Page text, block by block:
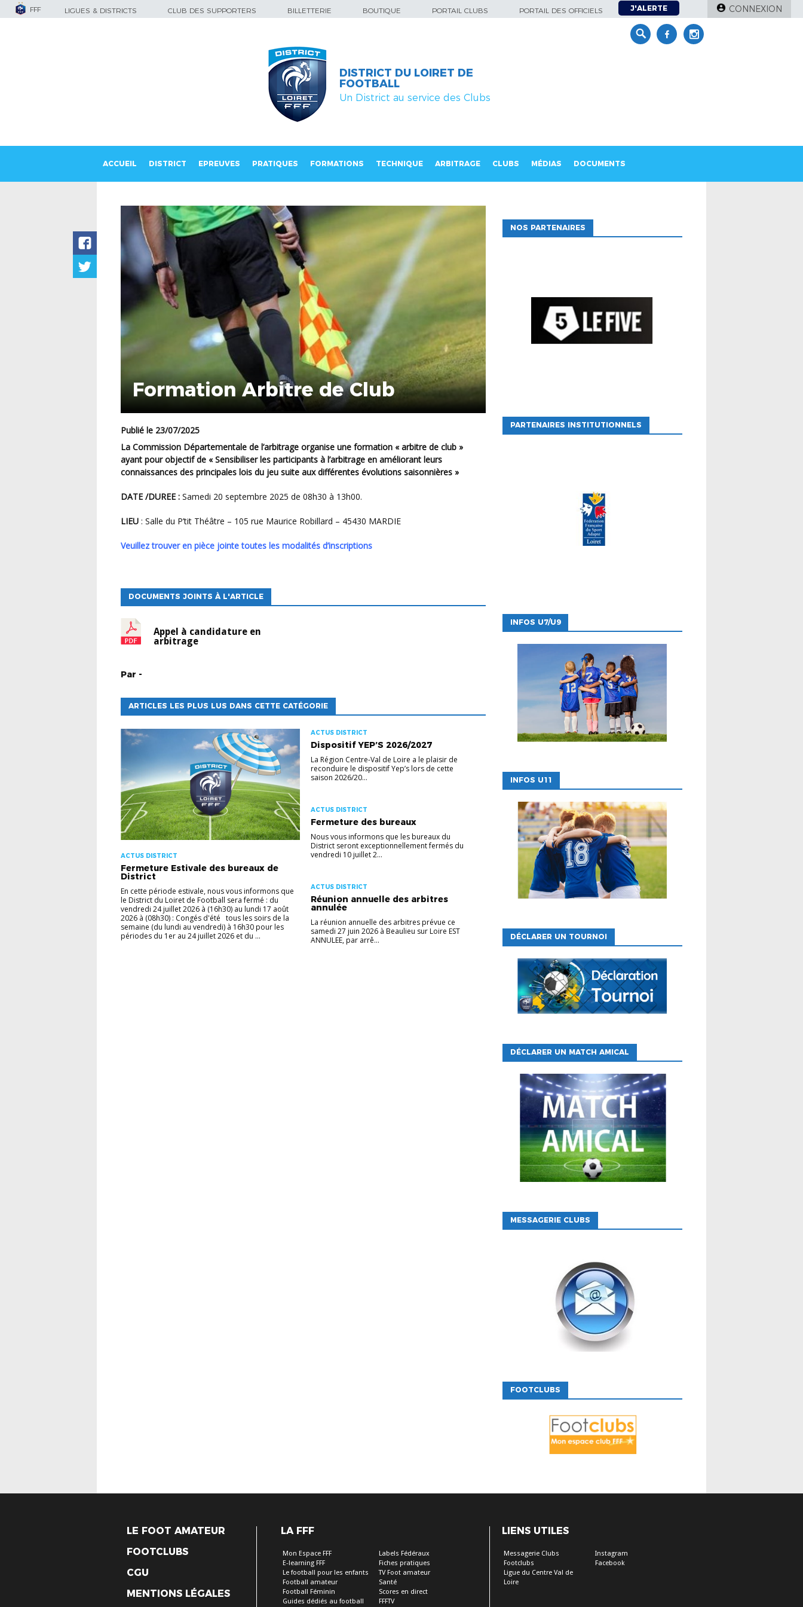
FFF LIGUES & DISTRICTS CLUB DES SUPPORTERS BILLETTERIE BOUTIQUE PORTAIL CLUBS PORTAIL DES OFFICIELS J'ALERTE CONNEXION
DISTRICT DU LOIRET DE
FOOTBALL
Un District au service des Clubs
ACCUEIL DISTRICT EPREUVES PRATIQUES FORMATIONS TECHNIQUE ARBITRAGE CLUBS MÉDIAS DOCUMENTS
Formation Arbitre de Club
Publié le 23/07/2025
La Commission Départementale de l’arbitrage organise une formation « arbitre de club »
ayant pour objectif de « Sensibiliser les participants à l’arbitrage en améliorant leurs
connaissances des principales lois du jeu suite aux différentes évolutions saisonnières »
DATE /DUREE : Samedi 20 septembre 2025 de 08h30 à 13h00.
LIEU : Salle du P’tit Théâtre – 105 rue Maurice Robillard – 45430 MARDIE
Veuillez trouver en pièce jointe toutes les modalités d’inscriptions
DOCUMENTS JOINTS À L'ARTICLE
Appel à candidature en
arbitrage
Par -
ARTICLES LES PLUS LUS DANS CETTE CATÉGORIE
ACTUS DISTRICT
Fermeture Estivale des bureaux de
District
En cette période estivale, nous vous informons que
le District du Loiret de Football sera fermé : du
vendredi 24 juillet 2026 à (16h30) au lundi 17 août
2026 à (08h30) : Congés d'été tous les soirs de la
semaine (du lundi au vendredi) à 16h30 pour les
périodes du 1er au 24 juillet 2026 et du ...
ACTUS DISTRICT
Dispositif YEP’S 2026/2027
La Région Centre-Val de Loire a le plaisir de
reconduire le dispositif Yep’s lors de cette
saison 2026/20...
ACTUS DISTRICT
Fermeture des bureaux
Nous vous informons que les bureaux du
District seront exceptionnellement fermés du
vendredi 10 juillet 2...
ACTUS DISTRICT
Réunion annuelle des arbitres
annulée
La réunion annuelle des arbitres prévue ce
samedi 27 juin 2026 à Beaulieu sur Loire EST
ANNULEE, par arrê...
NOS PARTENAIRES
PARTENAIRES INSTITUTIONNELS
INFOS U7/U9
INFOS U11
DÉCLARER UN TOURNOI
DÉCLARER UN MATCH AMICAL
MESSAGERIE CLUBS
FOOTCLUBS
LE FOOT AMATEUR
FOOTCLUBS
CGU
MENTIONS LÉGALES
LA FFF
Mon Espace FFF
E-learning FFF
Le football pour les enfants
Football amateur
Football Féminin
Guides dédiés au football
Labels Fédéraux
Fiches pratiques
TV Foot amateur
Santé
Scores en direct
FFFTV
LIENS UTILES
Messagerie Clubs
Footclubs
Ligue du Centre Val de
Loire
Instagram
Facebook